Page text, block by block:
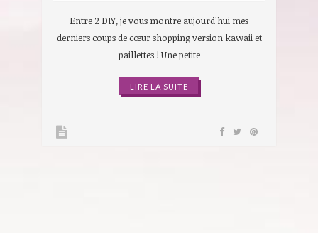
Entre 2 DIY, je vous montre aujourd'hui mes
derniers coups de cœur shopping version kawaii et
paillettes ! Une petite
LIRE LA SUITE